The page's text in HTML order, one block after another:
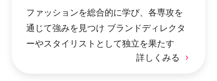
ファッションを総合的に学び、各専攻を
通じて強みを見つけ ブランドディレクタ
ーやスタイリストとして独立を果たす
詳しくみる